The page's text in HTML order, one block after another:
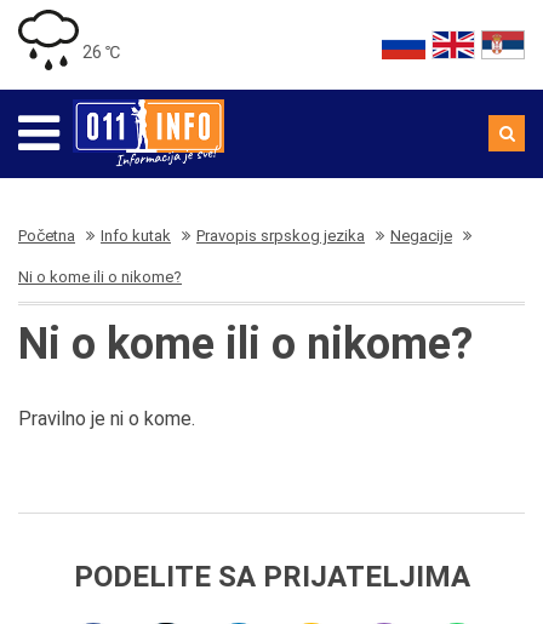
26 ℃
Početna Info kutak Pravopis srpskog jezika Negacije
Ni o kome ili o nikome?
Ni o kome ili o nikome?
Pravilno je ni o kome.
PODELITE SA PRIJATELJIMA